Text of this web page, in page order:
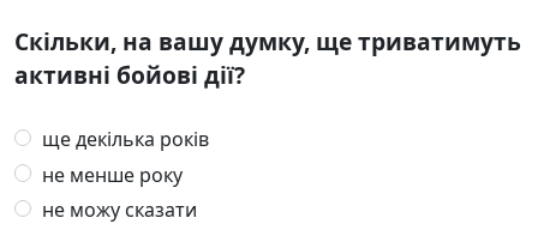
Скільки, на вашу думку, ще триватимуть
активні бойові дії?
ще декілька років
не менше року
не можу сказати